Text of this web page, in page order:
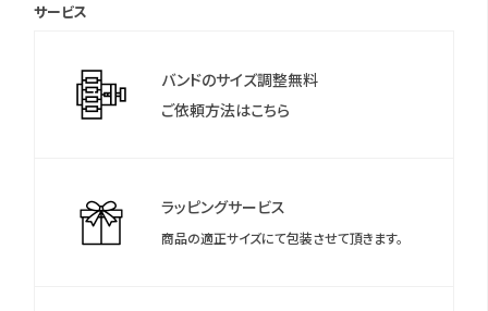
＊保証書について
サービス
バンドのサイズ調整無料
ご依頼方法はこちら
ラッピングサービス
商品の適正サイズにて包装させて頂きます。